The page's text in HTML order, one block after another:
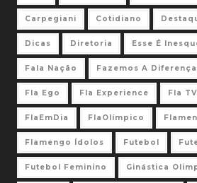
Carpegiani Cotidiano
Dicas Diretoria Esse É
Fala Nação Fazemos A Diferença
Fla Ego Fla Experience Fla TV
FlaEmDia FlaOlímpico
Flamengo Ídolos Futebol
Futebol Feminino Ginástica